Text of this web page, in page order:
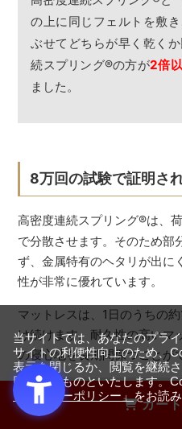
カー
の上に同じフェルトを敷
ぶせてどちらが早く乾く
続スプリング®の方が2倍
ました。
8万回の試験で証明さ
高密度連続スプリング®は、
で分散させます。そのため部
ず、金属特有のヘタリが出に
性が非常に優れています。
マットレスは、1日のうちの
け続けます。耐久性の高いマ
の寝心地を長期間保つことが
実験
当サイトでは、あなたのプラ
サイトの利便性向上のため、
表示を閉じるか、閲覧を継続
同意するものといたします。
ライバシーポリシー」をお読